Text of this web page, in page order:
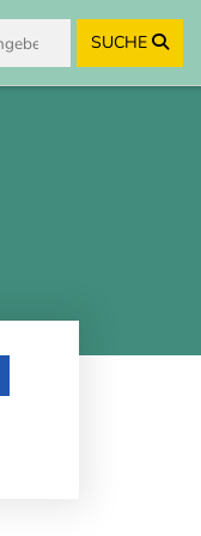
SUCHE